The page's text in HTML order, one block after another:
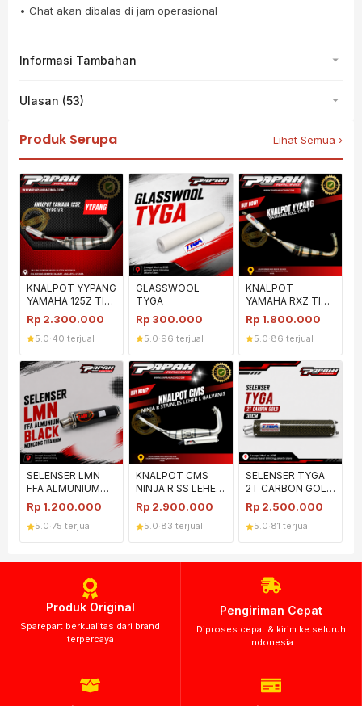
• Chat akan dibalas di jam operasional
Informasi Tambahan
Ulasan (53)
Produk Serupa Lihat Semua ›
KNALPOT YYPANG
YAMAHA 125Z TIPE
VR
Rp 2.300.000
5.0 40 terjual
GLASSWOOL
TYGA
Rp 300.000
5.0 96 terjual
KNALPOT
YAMAHA RXZ TIPE
P
Rp 1.800.000
5.0 86 terjual
SELENSER LMN
FFA ALMUNIUM
BLACK MONCONG
TITANIUM
Rp 1.200.000
5.0 75 terjual
KNALPOT CMS
NINJA R SS LEHER
L GALVANIS
Rp 2.900.000
5.0 83 terjual
SELENSER TYGA
2T CARBON GOLD
30CM
Rp 2.500.000
5.0 81 terjual
Produk Original
Sparepart berkualitas dari brand
terpercaya
Pengiriman Cepat
Diproses cepat & kirim ke seluruh
Indonesia